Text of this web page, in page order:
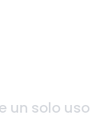
un solo uso